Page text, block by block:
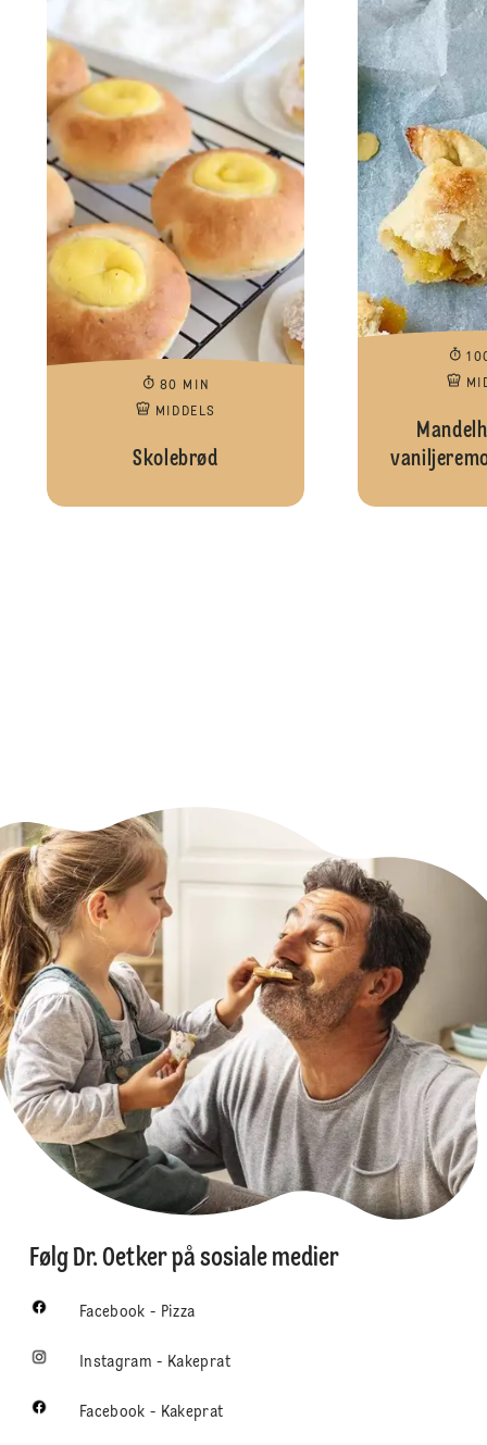
80 MIN
MIDDELS
Skolebrød
Følg Dr. Oetker på sosiale medier
Facebook - Pizza
Instagram - Kakeprat
Facebook - Kakeprat